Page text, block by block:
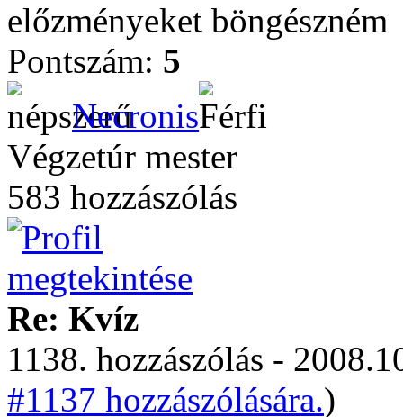
előzményeket böngészném
Pontszám: 5
Necronis
Végzetúr mester
583 hozzászólás
Re: Kvíz
1138. hozzászólás -
#1137 hozzászólására.)